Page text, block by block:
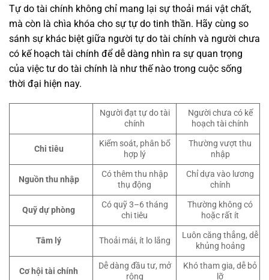
Tự do tài chính không chỉ mang lại sự thoải mái vật chất,
mà còn là chìa khóa cho sự tự do tinh thần. Hãy cùng so
sánh sự khác biệt giữa người tự do tài chính và người chưa
có kế hoạch tài chính để dễ dàng nhìn ra sự quan trọng
của việc tư do tài chính là như thế nào trong cuộc sống
thời đại hiện nay.
Người đạt tự do tài
chính
Người chưa có kế
hoạch tài chính
Chi tiêu
Kiểm soát, phân bổ
hợp lý
Thường vượt thu
nhập
Nguồn thu nhập
Có thêm thu nhập
thụ động
Chỉ dựa vào lương
chính
Quỹ dự phòng
Có quỹ 3–6 tháng
chi tiêu
Thường không có
hoặc rất ít
Tâm lý Thoải mái, ít lo lắng
Luôn căng thẳng, dễ
khủng hoảng
Cơ hội tài chính
Dễ dàng đầu tư, mở
rộng
Khó tham gia, dễ bỏ
lỡ